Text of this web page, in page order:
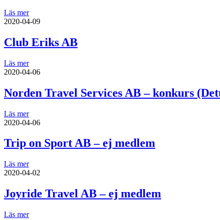
Läs mer
2020-04-09
Club Eriks AB
Läs mer
2020-04-06
Norden Travel Services AB – konkurs
Läs mer
2020-04-06
Trip on Sport AB – ej medlem
Läs mer
2020-04-02
Joyride Travel AB – ej medlem
Läs mer